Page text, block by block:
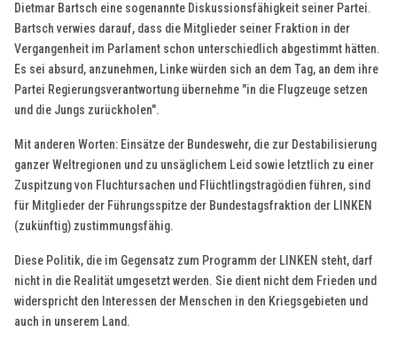
Dietmar Bartsch eine sogenannte Diskussionsfähigkeit seiner Partei.
Bartsch verwies darauf, dass die Mitglieder seiner Fraktion in der
Vergangenheit im Parlament schon unterschiedlich abgestimmt hätten.
Es sei absurd, anzunehmen, Linke würden sich an dem Tag, an dem ihre
Partei Regierungsverantwortung übernehme "in die Flugzeuge setzen
und die Jungs zurückholen".
Mit anderen Worten: Einsätze der Bundeswehr, die zur Destabilisierung
ganzer Weltregionen und zu unsäglichem Leid sowie letztlich zu einer
Zuspitzung von Fluchtursachen und Flüchtlingstragödien führen, sind
für Mitglieder der Führungsspitze der Bundestagsfraktion der LINKEN
(zukünftig) zustimmungsfähig.
Diese Politik, die im Gegensatz zum Programm der LINKEN steht, darf
nicht in die Realität umgesetzt werden. Sie dient nicht dem Frieden und
widerspricht den Interessen der Menschen in den Kriegsgebieten und
auch in unserem Land.